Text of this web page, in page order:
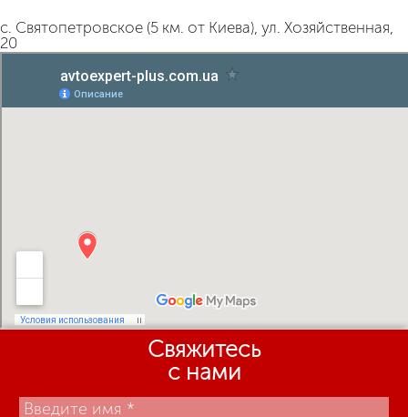
с. Святопетровское (5 км. от Киева), ул. Хозяйственная,
20
Свяжитесь
с нами